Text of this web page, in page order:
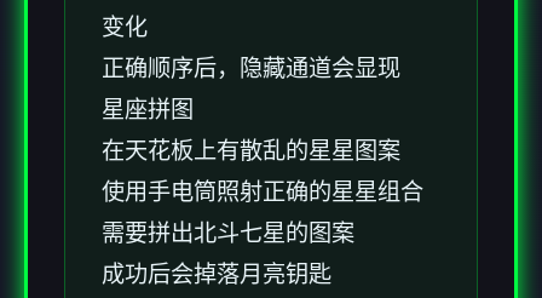
变化
正确顺序后，隐藏通道会显现
星座拼图
在天花板上有散乱的星星图案
使用手电筒照射正确的星星组合
需要拼出北斗七星的图案
成功后会掉落月亮钥匙